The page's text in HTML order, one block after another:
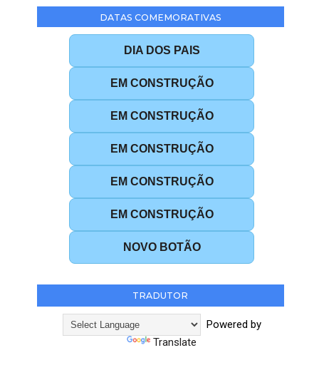
DATAS COMEMORATIVAS
DIA DOS PAIS
EM CONSTRUÇÃO
EM CONSTRUÇÃO
EM CONSTRUÇÃO
EM CONSTRUÇÃO
EM CONSTRUÇÃO
NOVO BOTÃO
TRADUTOR
Powered by
Translate